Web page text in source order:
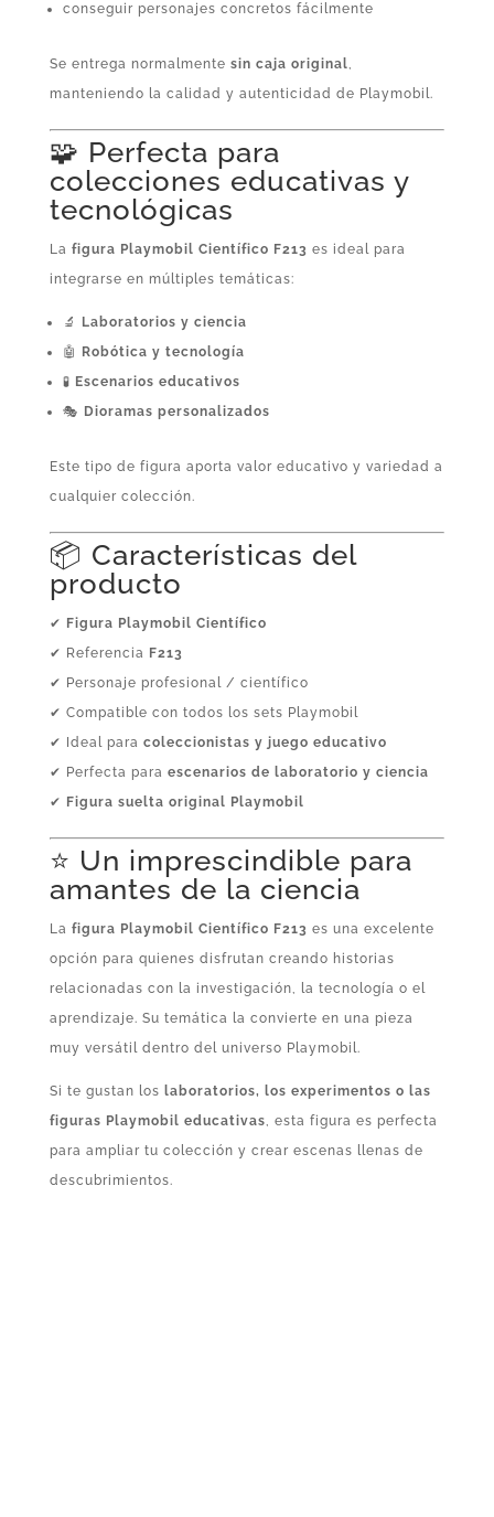
conseguir personajes concretos fácilmente
Se entrega normalmente sin caja original,
manteniendo la calidad y autenticidad de Playmobil.
🧩 Perfecta para
colecciones educativas y
tecnológicas
La figura Playmobil Científico F213 es ideal para
integrarse en múltiples temáticas:
🔬
Laboratorios y ciencia
🤖
Robótica y tecnología
🧪 Escenarios educativos
🎭 Dioramas personalizados
Este tipo de figura aporta valor educativo y variedad a
cualquier colección.
📦 Características del
producto
✔ Figura Playmobil Científico
✔ Referencia F213
✔ Personaje profesional / científico
✔ Compatible con todos los sets Playmobil
✔ Ideal para coleccionistas y juego educativo
✔ Perfecta para escenarios de laboratorio y ciencia
✔ Figura suelta original Playmobil
⭐ Un imprescindible para
amantes de la ciencia
La figura Playmobil Científico F213 es una excelente
opción para quienes disfrutan creando historias
relacionadas con la investigación, la tecnología o el
aprendizaje. Su temática la convierte en una pieza
muy versátil dentro del universo Playmobil.
Si te gustan los laboratorios, los experimentos o las
figuras Playmobil educativas, esta figura es perfecta
para ampliar tu colección y crear escenas llenas de
descubrimientos.